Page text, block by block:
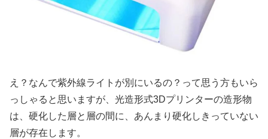
え？なんで紫外線ライトが別にいるの？って思う方もいら
っしゃると思いますが、光造形式3Dプリンターの造形物
は、硬化した層と層の間に、あんまり硬化しきっていない
層が存在します。